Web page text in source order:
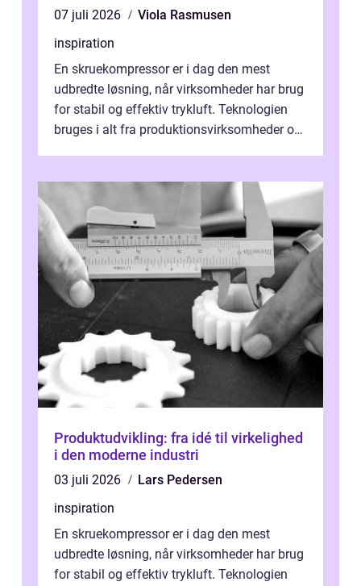
07 juli 2026
Viola Rasmusen
inspiration
En skruekompressor er i dag den mest
udbredte løsning, når virksomheder har brug
for stabil og effektiv trykluft. Teknologien
bruges i alt fra produktionsvirksomheder og
Produktudvikling: fra idé til virkelighed
i den moderne industri
03 juli 2026
Lars Pedersen
inspiration
En skruekompressor er i dag den mest
udbredte løsning, når virksomheder har brug
for stabil og effektiv trykluft. Teknologien